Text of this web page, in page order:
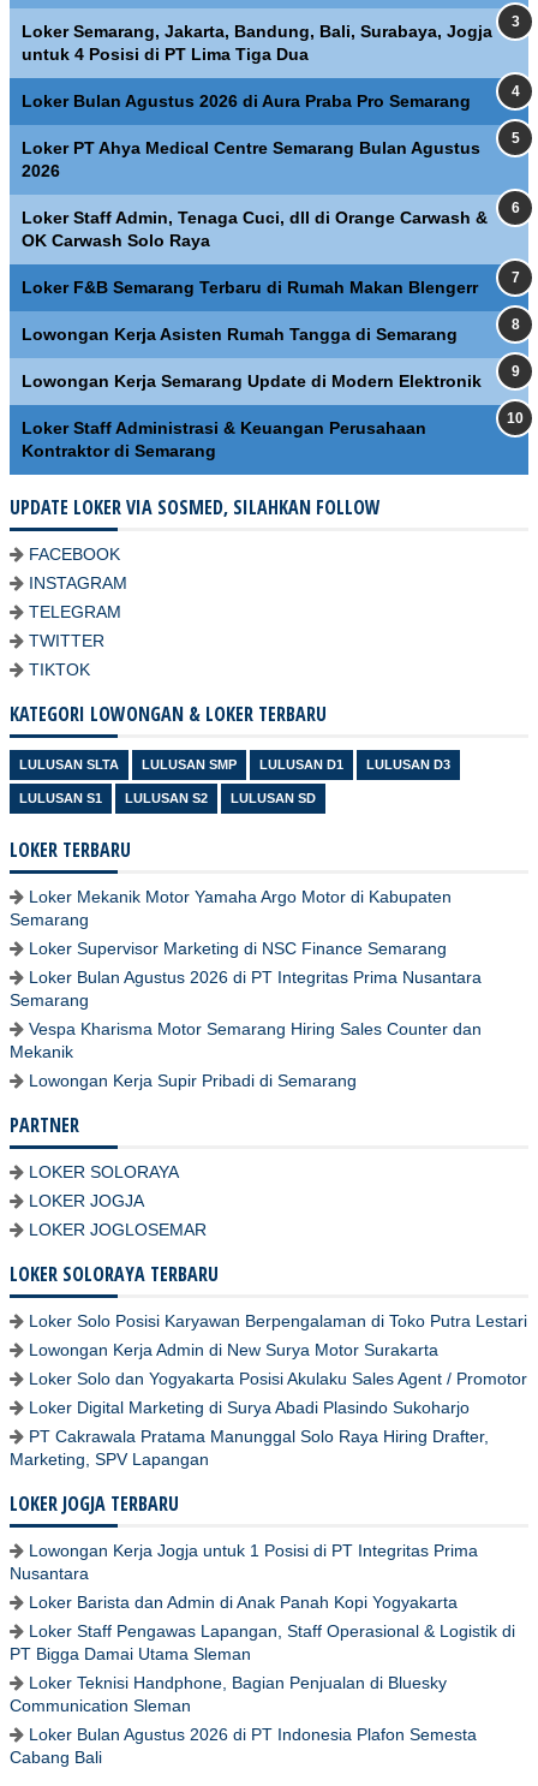
Loker Semarang, Jakarta, Bandung, Bali, Surabaya, Jogja
untuk 4 Posisi di PT Lima Tiga Dua
Loker Bulan Agustus 2026 di Aura Praba Pro Semarang
Loker PT Ahya Medical Centre Semarang Bulan Agustus
2026
Loker Staff Admin, Tenaga Cuci, dll di Orange Carwash &
OK Carwash Solo Raya
Loker F&B Semarang Terbaru di Rumah Makan Blengerr
Lowongan Kerja Asisten Rumah Tangga di Semarang
Lowongan Kerja Semarang Update di Modern Elektronik
Loker Staff Administrasi & Keuangan Perusahaan
Kontraktor di Semarang
UPDATE LOKER VIA SOSMED, SILAHKAN FOLLOW
FACEBOOK
INSTAGRAM
TELEGRAM
TWITTER
TIKTOK
KATEGORI LOWONGAN & LOKER TERBARU
LULUSAN SLTA LULUSAN SMP LULUSAN D1 LULUSAN D3
LULUSAN S1 LULUSAN S2 LULUSAN SD
LOKER TERBARU
Loker Mekanik Motor Yamaha Argo Motor di Kabupaten
Semarang
Loker Supervisor Marketing di NSC Finance Semarang
Loker Bulan Agustus 2026 di PT Integritas Prima Nusantara
Semarang
Vespa Kharisma Motor Semarang Hiring Sales Counter dan
Mekanik
Lowongan Kerja Supir Pribadi di Semarang
PARTNER
LOKER SOLORAYA
LOKER JOGJA
LOKER JOGLOSEMAR
LOKER SOLORAYA TERBARU
Loker Solo Posisi Karyawan Berpengalaman di Toko Putra Lestari
Lowongan Kerja Admin di New Surya Motor Surakarta
Loker Solo dan Yogyakarta Posisi Akulaku Sales Agent / Promotor
Loker Digital Marketing di Surya Abadi Plasindo Sukoharjo
PT Cakrawala Pratama Manunggal Solo Raya Hiring Drafter,
Marketing, SPV Lapangan
LOKER JOGJA TERBARU
Lowongan Kerja Jogja untuk 1 Posisi di PT Integritas Prima
Nusantara
Loker Barista dan Admin di Anak Panah Kopi Yogyakarta
Loker Staff Pengawas Lapangan, Staff Operasional & Logistik di
PT Bigga Damai Utama Sleman
Loker Teknisi Handphone, Bagian Penjualan di Bluesky
Communication Sleman
Loker Bulan Agustus 2026 di PT Indonesia Plafon Semesta
Cabang Bali